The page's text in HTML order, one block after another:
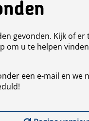
gevonden. Kijk of er
om u te helpen
een e-mail en we